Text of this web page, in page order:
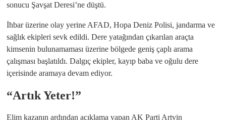
sonucu Şavşat Deresi’ne düştü.
İhbar üzerine olay yerine AFAD, Hopa Deniz Polisi, jandarma ve
sağlık ekipleri sevk edildi. Dere yatağından çıkarılan araçta
kimsenin bulunamaması üzerine bölgede geniş çaplı arama
çalışması başlatıldı. Dalgıç ekipler, kayıp baba ve oğulu dere
içerisinde aramaya devam ediyor.
“Artık Yeter!”
Elim kazanın ardından açıklama yapan AK Parti Artvin